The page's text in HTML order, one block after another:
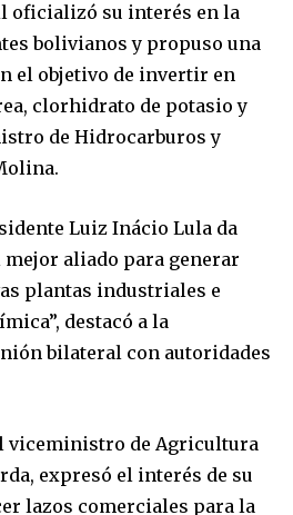
oficializó su interés en la
bolivianos y propuso una
el objetivo de invertir en
clorhidrato de potasio y
de Hidrocarburos y
Luiz Inácio Lula da
mejor aliado para generar
plantas industriales e
destacó a la
bilateral con autoridades
viceministro de Agricultura
expresó el interés de su
lazos comerciales para la